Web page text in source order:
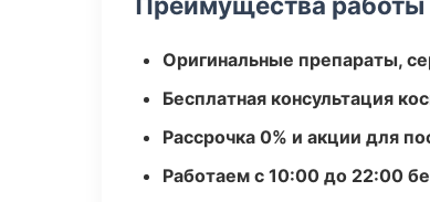
Оригинальные препараты,
Бесплатная консультация
Рассрочка 0% и акции для
Работаем с 10:00 до 22:00